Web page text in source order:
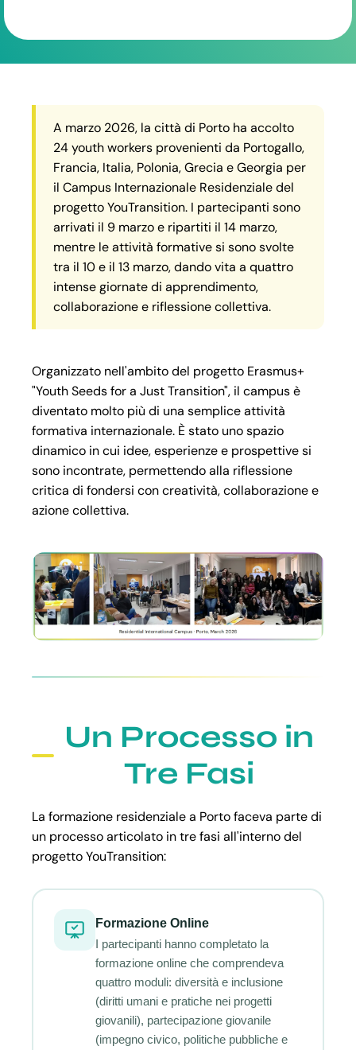
A marzo 2026, la città di Porto ha accolto
24 youth workers provenienti da Portogallo,
Francia, Italia, Polonia, Grecia e Georgia per
il Campus Internazionale Residenziale del
progetto YouTransition. I partecipanti sono
arrivati il 9 marzo e ripartiti il 14 marzo,
mentre le attività formative si sono svolte
tra il 10 e il 13 marzo, dando vita a quattro
intense giornate di apprendimento,
collaborazione e riflessione collettiva.
Organizzato nell'ambito del progetto Erasmus+
"Youth Seeds for a Just Transition", il campus è
diventato molto più di una semplice attività
formativa internazionale. È stato uno spazio
dinamico in cui idee, esperienze e prospettive si
sono incontrate, permettendo alla riflessione
critica di fondersi con creatività, collaborazione e
azione collettiva.
Un Processo in
Tre Fasi
La formazione residenziale a Porto faceva parte di
un processo articolato in tre fasi all'interno del
progetto YouTransition:
Formazione Online
I partecipanti hanno completato la
formazione online che comprendeva
quattro moduli: diversità e inclusione
(diritti umani e pratiche nei progetti
giovanili), partecipazione giovanile
(impegno civico, politiche pubbliche e